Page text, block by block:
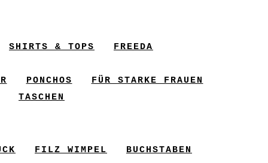
SHIRTS & TOPS FREEDA
PONCHOS
FÜR STARKE FRAUEN
TASCHEN
FILZ WIMPEL BUCHSTABEN